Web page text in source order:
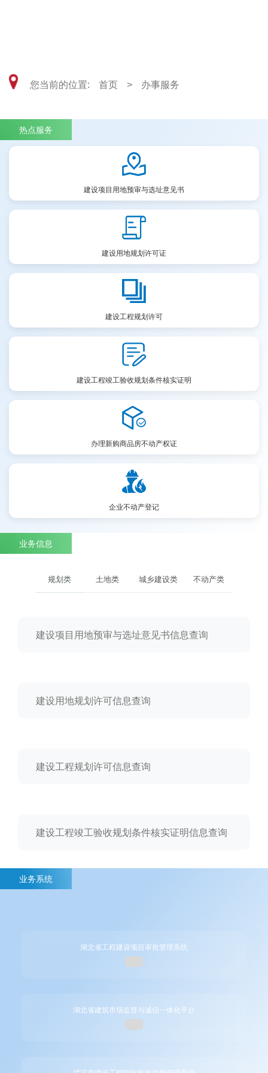
您当前的位置: 首页 > 办事服务
热点服务
建设项目用地预审与选址意见书
建设用地规划许可证
建设工程规划许可
建设工程竣工验收规划条件核实证明
办理新购商品房不动产权证
企业不动产登记
业务信息
规划类 土地类 城乡建设类 不动产类
建设项目用地预审与选址意见书信息查询
建设用地规划许可信息查询
建设工程规划许可信息查询
建设工程竣工验收规划条件核实证明信息查询
业务系统
湖北省工程建设项目审批管理系统
湖北省建筑市场监督与诚信一体化平台